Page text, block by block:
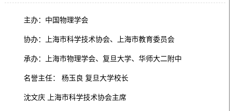
主办：中国物理学会
协办：上海市科学技术协会、上海市教育委员会
承办：上海市物理学会、复旦大学、华师大二附中
名誉主任： 杨玉良 复旦大学校长
沈文庆 上海市科学技术协会主席